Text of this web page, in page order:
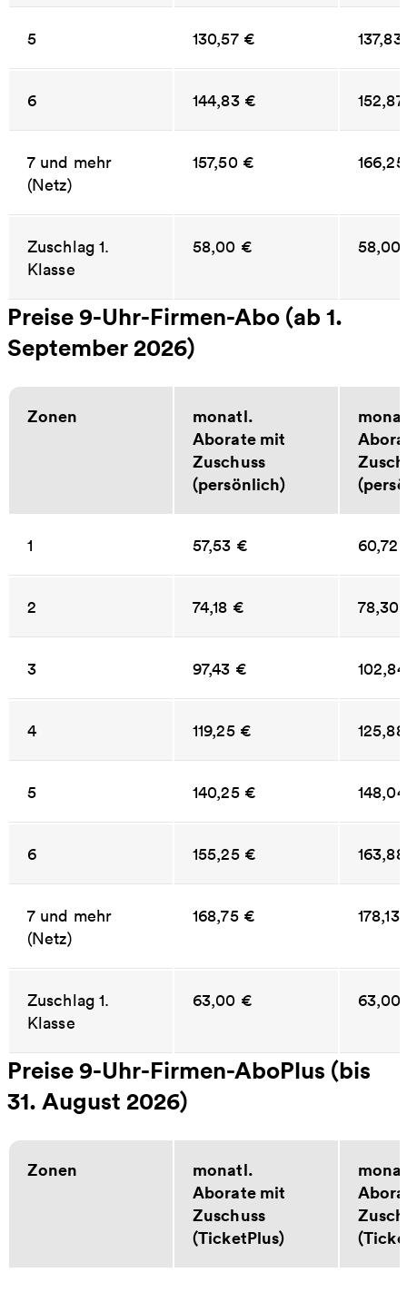
5 130,57 €
6 144,83 €
7 und mehr
(Netz)
157,50 €
Zuschlag 1.
Klasse
58,00 € 58,00
Preise 9-Uhr-Firmen-Abo (ab 1.
September 2026)
Zonen
monatl.
Aborate mit
Zuschuss
(persönlich)
1 57,53 € 60,72
2 74,18 € 78,30
3 97,43 €
4 119,25 €
5 140,25 €
6 155,25 €
7 und mehr
(Netz)
168,75 € 178,13
Zuschlag 1.
Klasse
63,00 € 63,00
Preise 9-Uhr-Firmen-AboPlus (bis
31. August 2026)
Zonen
monatl.
Aborate mit
Zuschuss
(TicketPlus)